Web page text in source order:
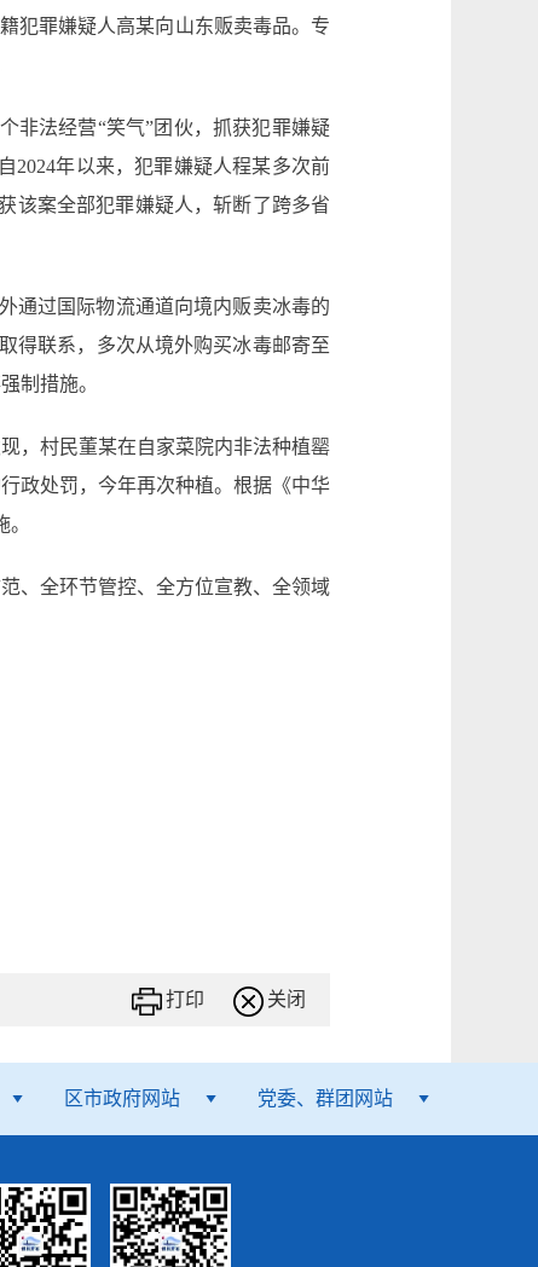
犯罪嫌疑人高某向山东贩卖毒品。专
非法经营“笑气”团伙，抓获犯罪嫌疑
2024年以来，犯罪嫌疑人程某多次前
该案全部犯罪嫌疑人，斩断了跨多省
通过国际物流通道向境内贩卖冰毒的
得联系，多次从境外购买冰毒邮寄至
制措施。
，村民董某在自家菜院内非法种植罂
政处罚，今年再次种植。根据《中华
、全环节管控、全方位宣教、全领域
打印 关闭
区市政府网站 党委、群团网站